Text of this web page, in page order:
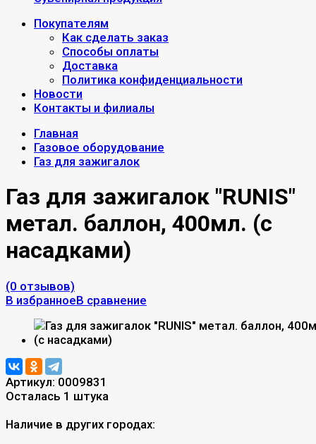
Покупателям
Как сделать заказ
Способы оплаты
Доставка
Политика конфиденциальности
Новости
Контакты и филиалы
Главная
Газовое оборудование
Газ для зажигалок
Газ для зажигалок "RUNIS"
метал. баллон, 400мл. (с
насадками)
(0 отзывов)
В избранноеВ сравнение
Артикул: 0009831
Осталась 1 штука
Наличие в других городах: